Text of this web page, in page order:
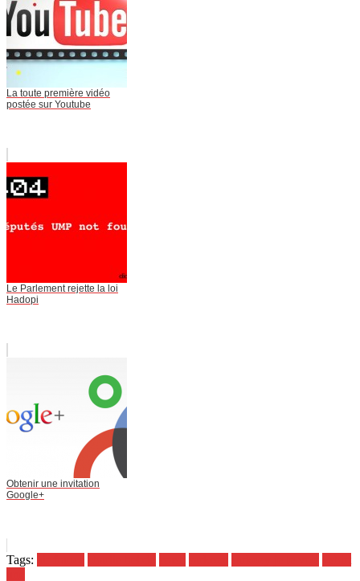
La toute première vidéo
postée sur Youtube
Le Parlement rejette la loi
Hadopi
Obtenir une invitation
Google+
Tags: